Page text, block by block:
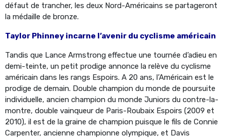
défaut de trancher, les deux Nord-Américains se partageront
la médaille de bronze.
Taylor Phinney incarne l’avenir du cyclisme américain
Tandis que Lance Armstrong effectue une tournée d’adieu en
demi-teinte, un petit prodige annonce la relève du cyclisme
américain dans les rangs Espoirs. A 20 ans, l’Américain est le
prodige de demain. Double champion du monde de poursuite
individuelle, ancien champion du monde Juniors du contre-la-
montre, double vainqueur de Paris-Roubaix Espoirs (2009 et
2010), il est de la graine de champion puisque le fils de Connie
Carpenter, ancienne championne olympique, et Davis